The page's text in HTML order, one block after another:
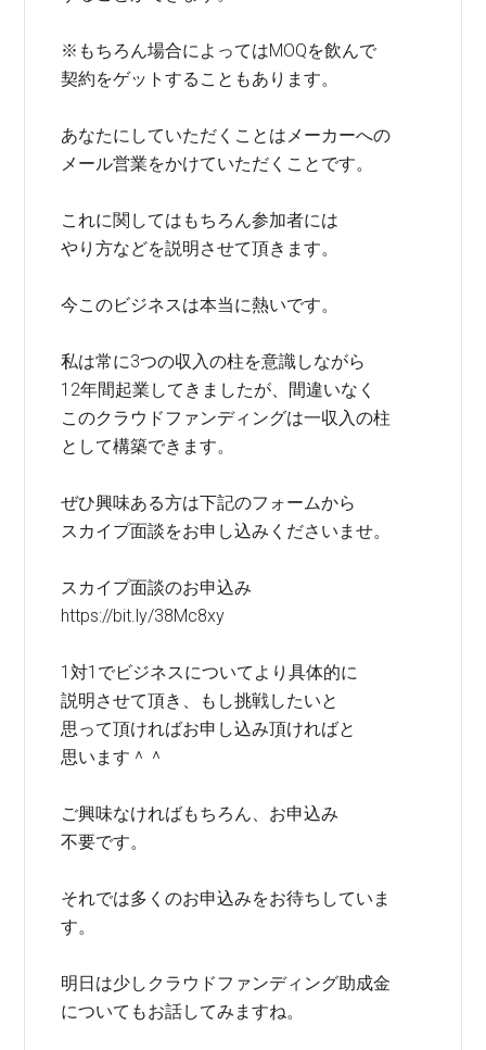
※もちろん場合によってはMOQを飲んで
契約をゲットすることもあります。
あなたにしていただくことはメーカーへの
メール営業をかけていただくことです。
これに関してはもちろん参加者には
やり方などを説明させて頂きます。
今このビジネスは本当に熱いです。
私は常に3つの収入の柱を意識しながら
12年間起業してきましたが、間違いなく
このクラウドファンディングは一収入の柱
として構築できます。
ぜひ興味ある方は下記のフォームから
スカイプ面談をお申し込みくださいませ。
スカイプ面談のお申込み
https://bit.ly/38Mc8xy
1対1でビジネスについてより具体的に
説明させて頂き、もし挑戦したいと
思って頂ければお申し込み頂ければと
思います＾＾
ご興味なければもちろん、お申込み
不要です。
それでは多くのお申込みをお待ちしていま
す。
明日は少しクラウドファンディング助成金
についてもお話してみますね。